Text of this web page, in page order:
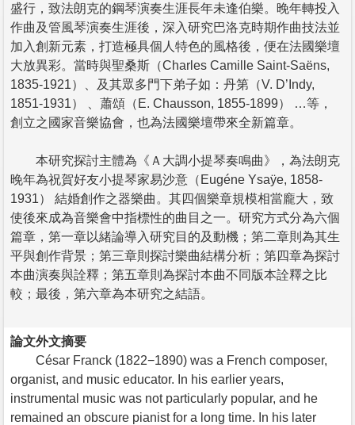
盛行，致法朗克的鋼琴演奏生涯長年未逢伯樂。晚年轉投入
作曲及管風琴演奏生涯後，深入研究巴洛克時期作曲技法並
加入創新元素，打造極具個人特色的風格後，便在法國樂壇
大放異彩。當時與聖桑斯（Charles Camille Saint-Saëns,
1835-1921）、及其眾多門下弟子如：丹第（V. D’Indy,
1851-1931） 、蕭頌（E. Chausson, 1855-1899） …等，
創立之國家音樂協會，也為法國樂壇帶來全新篇章。
本研究探討主體為《Ａ大調小提琴奏鳴曲》，為法朗克
晚年為祝賀好友小提琴家易沙意（Eugéne Ysaÿe, 1858-
1931） 結婚創作之器樂曲。其四個樂章規模相當龐大，致
使後來成為音樂會中指標性的曲目之一。研究方式分為六個
篇章，第一章以緒論導入研究目的及動機；第二章則為其生
平與創作背景；第三章則探討樂曲結構分析；第四章為探討
本曲演奏與詮釋；第五章則為探討本曲不同版本詮釋之比
較；最後，第六章為本研究之結語。
論文外文摘要
César Franck (1822−1890) was a French composer,
organist, and music educator. In his earlier years,
instrumental music was not particularly popular, and he
remained an obscure pianist for a long time. In his later